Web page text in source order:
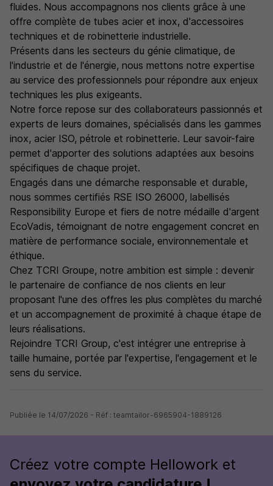
fluides. Nous accompagnons nos clients grâce à une
offre complète de tubes acier et inox, d'accessoires
techniques et de robinetterie industrielle.
Présents dans les secteurs du génie climatique, de
l'industrie et de l'énergie, nous mettons notre expertise
au service des professionnels pour répondre aux enjeux
techniques les plus exigeants.
Notre force repose sur des collaborateurs passionnés et
experts de leurs domaines, spécialisés dans les gammes
inox, acier ISO, pétrole et robinetterie. Leur savoir-faire
permet d'apporter des solutions adaptées aux besoins
spécifiques de chaque projet.
Engagés dans une démarche responsable et durable,
nous sommes certifiés RSE ISO 26000, labellisés
Responsibility Europe et fiers de notre médaille d'argent
EcoVadis, témoignant de notre engagement concret en
matière de performance sociale, environnementale et
éthique.
Chez TCRI Groupe, notre ambition est simple : devenir
le partenaire de confiance de nos clients en leur
proposant l'une des offres les plus complètes du marché
et un accompagnement de proximité à chaque étape de
leurs réalisations.
Rejoindre TCRI Group, c'est intégrer une entreprise à
taille humaine, portée par l'expertise, l'engagement et le
sens du service.
Publiée le 14/07/2026 - Réf : teamtailor-6965904-1889126
Créez votre compte Hellowork et